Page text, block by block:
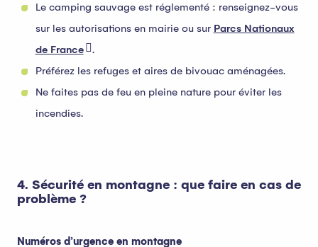
Le camping sauvage est réglementé : renseignez-vous
sur les autorisations en mairie ou sur Parcs Nationaux
de France
.
Préférez les refuges et aires de bivouac aménagées.
Ne faites pas de feu en pleine nature pour éviter les
incendies.
4. Sécurité en montagne : que faire en cas de
problème ?
Numéros d’urgence en montagne